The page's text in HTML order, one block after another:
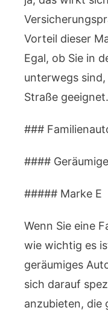
Vorteil dieser
Egal, ob Sie in
unterwegs sind,
Straße geeignet.
###
####
##### Marke E
Wenn Sie eine
wie wichtig es
geräumiges
sich darauf
anzubieten, die